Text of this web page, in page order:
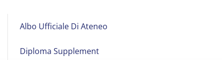
Albo
Albo Ufficiale Di Ateneo
Diploma Supplement